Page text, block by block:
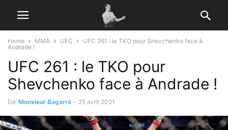
Home MMA UFC
UFC 261 : le TKO pour Shevchenko face à
Andrade !
UFC 261 : le TKO pour
Shevchenko face à Andrade !
De Monsieur Bagarre - 25 avril 2021